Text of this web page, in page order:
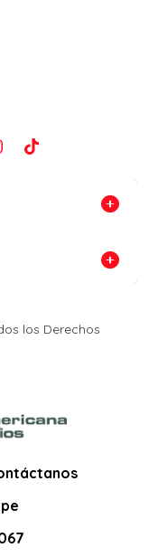
los Derechos